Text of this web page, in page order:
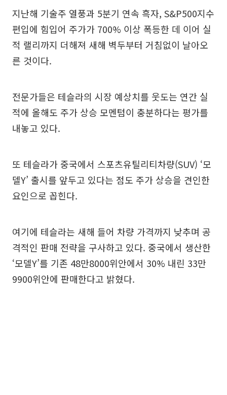
지난해 기술주 열풍과 5분기 연속 흑자, S&P500지수
편입에 힘입어 주가가 700% 이상 폭등한 데 이어 실
적 랠리까지 더해져 새해 벽두부터 거침없이 날아오
른 것이다.
전문가들은 테슬라의 시장 예상치를 웃도는 연간 실
적에 올해도 주가 상승 모멘텀이 충분하다는 평가를
내놓고 있다.
또 테슬라가 중국에서 스포츠유틸리티차량(SUV) ‘모
델Y’ 출시를 앞두고 있다는 점도 주가 상승을 견인한
요인으로 꼽힌다.
여기에 테슬라는 새해 들어 차량 가격까지 낮추며 공
격적인 판매 전략을 구사하고 있다. 중국에서 생산한
‘모델Y’를 기존 48만8000위안에서 30% 내린 33만
9900위안에 판매한다고 밝혔다.